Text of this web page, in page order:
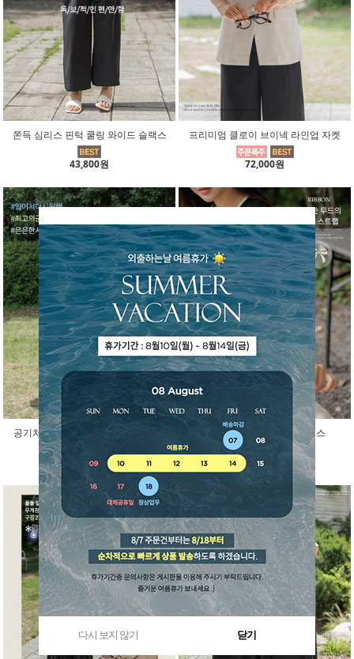
쫀득 심리스 핀턱 쿨링 와이드 슬랙스
43,800원
프리미엄 클로이 브이넥 라인업 자켓
72,000원
공기처럼 가벼운 소르베 시스루 조끼
50,400원
블랑카 소매리본 프릴 원피스
34,200원
다시 보지 않기 닫기